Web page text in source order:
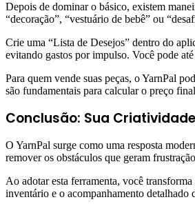
Depois de dominar o básico, existem
“decoração”, “vestuário de bebê” ou
Crie uma “Lista de Desejos” dentro do
evitando gastos por impulso. Você pode
Para quem vende suas peças, o YarnPal
são fundamentais para calcular o preço
Conclusão: Sua
O YarnPal surge como uma resposta
remover os obstáculos que geram
Ao adotar esta ferramenta, você
inventário e o acompanhamento detalhado